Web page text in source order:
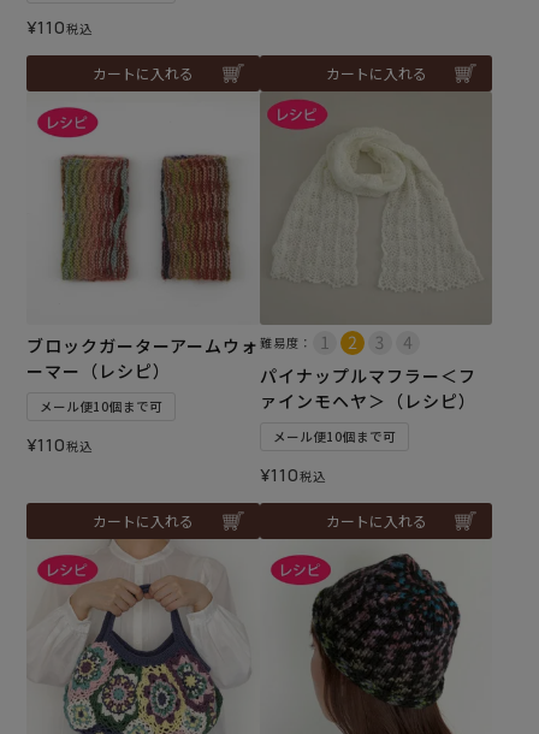
¥110税込
カートに入れる カートに入れる
ブロックガーターアームウォ
ーマー（レシピ）
メール便10個まで可
¥110税込
カートに入れる
難易度：
パイナップルマフラー＜フ
ァインモヘヤ＞（レシピ）
メール便10個まで可
¥110税込
カートに入れる